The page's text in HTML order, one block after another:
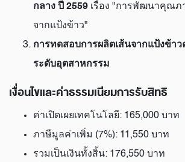
กลาง ปี 2559 เรื่อง "การพัฒนาคุณ
จากแป้งข้าว"
การทดสอบการผลิตเส้นจากแป้งข้า
ระดับอุตสาหกรรม
เงื่อนไขและค่าธรรมเนียมการรับสิทธิ
ค่าเปิดเผยเทคโนโลยี: 165,000 บาท
ภาษีมูลค่าเพิ่ม (7%): 11,550 บาท
รวมเป็นเงินทั้งสิ้น: 176,550 บาท